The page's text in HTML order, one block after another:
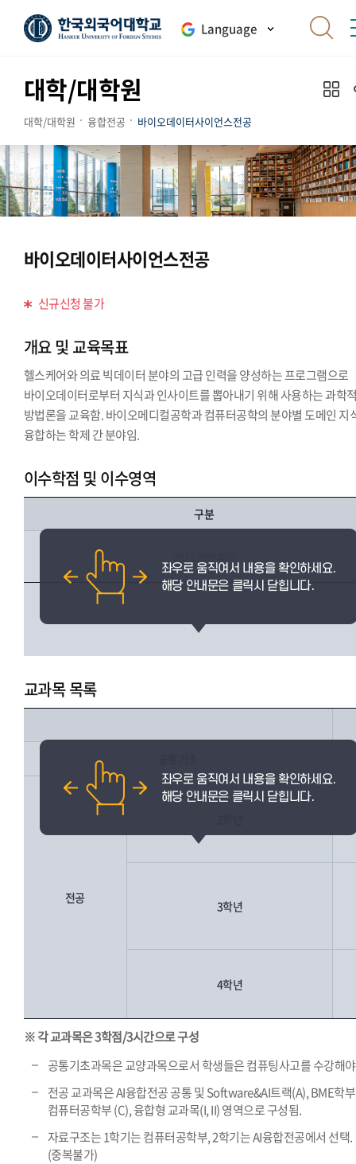
Language
대학/대학원
대학/대학원 융합전공 바이오데이터사이언스전공
바이오데이터사이언스전공
신규신청 불가
개요 및 교육목표
헬스케어와 의료 빅데이터 분야의 고급 인력을 양성하는 프로그램으로
바이오데이터로부터 지식과 인사이트를 뽑아내기 위해 사용하는 과학
방법론을 교육함. 바이오메디컬공학과 컴퓨터공학의 분야별 도메인 지
융합하는 학제 간 분야임.
이수학점 및 이수영역
구분
교과목 목록
전공
3학년
4학년
※ 각 교과목은 3학점/3시간으로 구성
공통기초과목은 교양과목으로서 학생들은 컴퓨팅사고를 수강해
전공 교과목은 AI융합전공 공통 및 Software&AI트랙(A), BME학
컴퓨터공학부 (C), 융합형 교과목(I, II) 영역으로 구성됨.
자료구조는 1학기는 컴퓨터공학부, 2학기는 AI융합전공에서 선택.
(중복불가)